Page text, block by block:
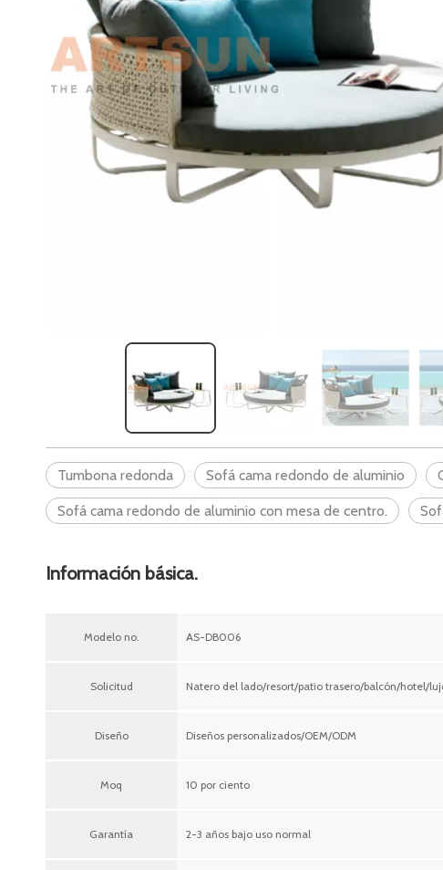
Tumbona redonda Sofá cama redondo de aluminio
Sofá cama redondo de aluminio con mesa de centro.
Información básica.
Modelo no. AS-DB006
Solicitud Natero del lado/resort/patio trasero/balcón/hotel/
Diseño Diseños personalizados/OEM/ODM
Moq 10 por ciento
Garantía 2-3 años bajo uso normal